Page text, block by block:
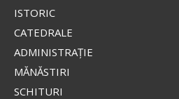
ISTORIC
CATEDRALE
ADMINISTRAŢIE
MĂNĂSTIRI
SCHITURI